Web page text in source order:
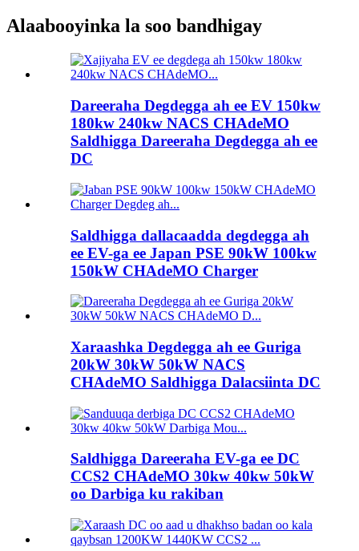
Alaabooyinka la soo bandhigay
Dareeraha Degdegga ah ee EV 150kw
180kw 240kw NACS CHAdeMO
Saldhigga Dareeraha Degdegga ah ee
DC
Saldhigga dallacaadda degdegga ah
ee EV-ga ee Japan PSE 90kW 100kw
150kW CHAdeMO Charger
Xaraashka Degdegga ah ee Guriga
20kW 30kW 50kW NACS
CHAdeMO Saldhigga Dalacsiinta DC
Saldhigga Dareeraha EV-ga ee DC
CCS2 CHAdeMO 30kw 40kw 50kW
oo Darbiga ku rakiban